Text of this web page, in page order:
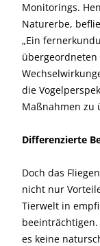
Monitorings.
Naturerbe,
„Ein
die
Maßnahmen zu
Differenzierte
Doch das
nicht nur
Tierwelt in
es keine